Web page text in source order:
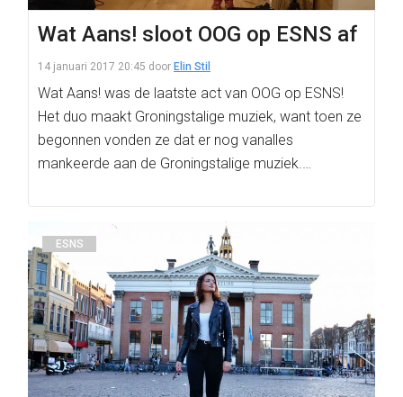
Wat Aans! sloot OOG op ESNS af
14 januari 2017 20:45 door Elin Stil
Wat Aans! was de laatste act van OOG op ESNS!
Het duo maakt Groningstalige muziek, want toen ze
begonnen vonden ze dat er nog vanalles
mankeerde aan de Groningstalige muziek.…
ESNS